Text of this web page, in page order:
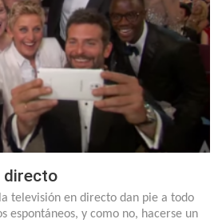
directo
televisión en directo dan pie a todo
espontáneos, y como no, hacerse un